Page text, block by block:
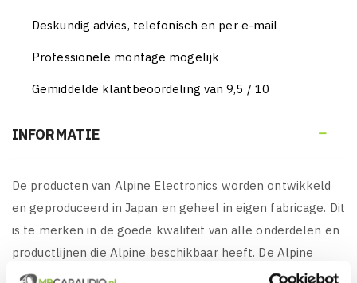
Deskundig advies, telefonisch en per e-mail
Professionele montage mogelijk
Gemiddelde klantbeoordeling van 9,5 / 10
INFORMATIE 
De producten van Alpine Electronics worden ontwikkeld
en geproduceerd in Japan en geheel in eigen fabricage. Dit
is te merken in de goede kwaliteit van alle onderdelen en
productlijnen die Alpine beschikbaar heeft. De Alpine
producten hebben een lange levensduur en zijn